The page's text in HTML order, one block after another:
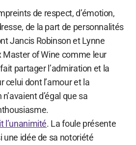
de respect, d’émotion,
de la part de personnalités
Jancis Robinson et Lynne
Master of Wine comme leur
partager l’admiration et la
celui dont l’amour et la
d’égal que sa
l’unanimité. La foule présente
une idée de sa notoriété